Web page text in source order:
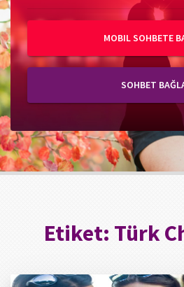
MOBIL SOHBETE
SOHBET
Etiket: Türk